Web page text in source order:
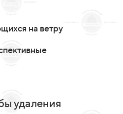
на ветру
удаления